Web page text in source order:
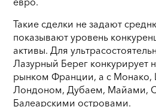
Такие сделки не задают
показывают уровень
активы. Для
Лазурный Берег конкурирует
рынком Франции, а с
Лондоном, Дубаем, Майами,
Балеарскими островами.